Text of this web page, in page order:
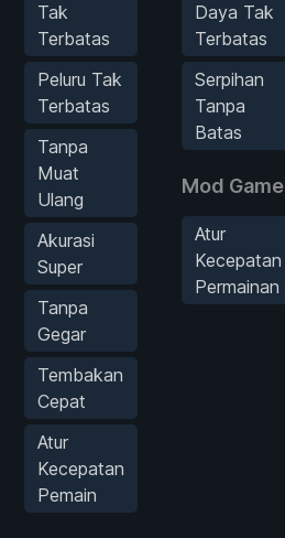
Tak
Terbatas
Peluru Tak
Terbatas
Tanpa
Muat
Ulang
Akurasi
Super
Tanpa
Gegar
Tembakan
Cepat
Atur
Kecepatan
Pemain
Daya Tak
Terbatas
Serpihan
Tanpa
Batas
Mod Game
Atur
Kecepatan
Permainan